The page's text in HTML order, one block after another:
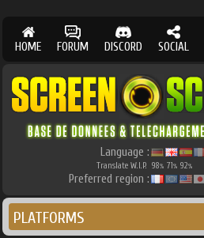
HOME FORUM DISCORD SOCIAL
Language :
Translate W.I.P. 98% 71% 92%
Preferred region :
PLATFORMS